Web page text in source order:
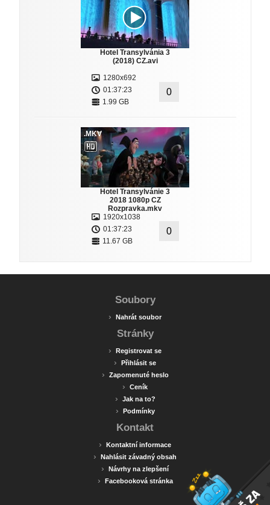
Hotel Transylvánia 3
(2018) CZ.avi
1280x692
01:37:23
1.99 GB
0
.MKV
Hotel Transylvánie 3
2018 1080p CZ
Rozpravka.mkv
1920x1038
01:37:23
11.67 GB
0
Soubory
› Nahrát soubor
Stránky
› Registrovat se
› Přihlásit se
› Zapomenuté heslo
› Ceník
› Jak na to?
› Podmínky
Kontakt
› Kontaktní informace
› Nahlásit závadný obsah
› Návrhy na zlepšení
› Facebooková stránka